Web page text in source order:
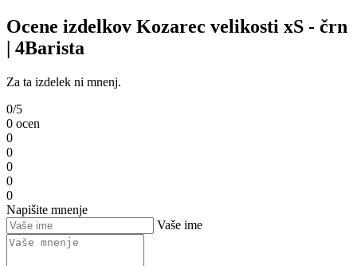
Ocene izdelkov Kozarec velikosti xS - črn
| 4Barista
Za ta izdelek ni mnenj.
0/5
0 ocen
0
0
0
0
0
Napišite mnenje
Vaše ime